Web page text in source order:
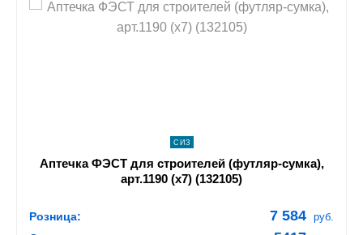
shopping_cart В КОРЗИНУ
СИЗ
Аптечка ФЭСТ для строителей (футляр-сумка),
арт.1190 (х7) (132105)
Розница: 7 584 руб.